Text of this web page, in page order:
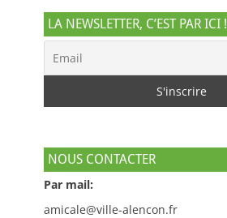
LA NEWSLETTER, C’EST PAR ICI !
NOUS CONTACTER
Par mail:
amicale@ville-alencon.fr